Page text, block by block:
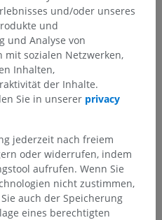
ossis; Cavum
noch keine Definition
und/oder unseres
und
und Analyse von
sozialen Netzwerken,
Inhalten,
der Inhalte.
Sie in unserer privacy
jederzeit nach freiem
oder widerrufen, indem
aufrufen. Wenn Sie
nicht zustimmen,
auch der Speicherung
eines berechtigten